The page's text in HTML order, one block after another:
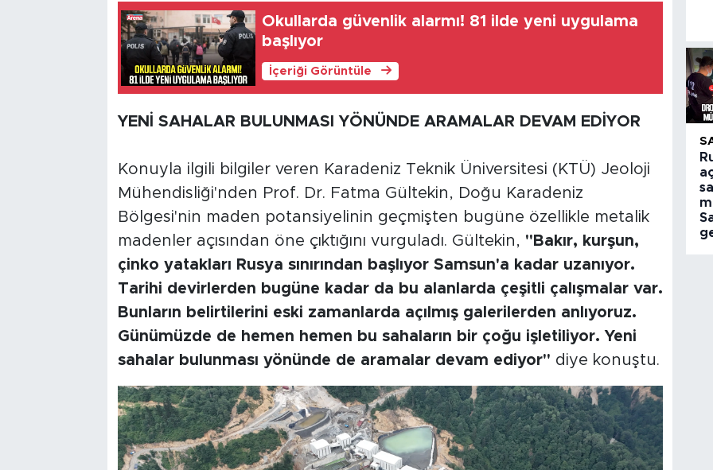
Okullarda güvenlik alarmı! 81 ilde yeni uygulama
başlıyor
İçeriği Görüntüle
YENİ SAHALAR BULUNMASI YÖNÜNDE ARAMALAR DEVAM EDİYOR
Konuyla ilgili bilgiler veren Karadeniz Teknik Üniversitesi (KTÜ) Jeoloji
Mühendisliği'nden Prof. Dr. Fatma Gültekin, Doğu Karadeniz
Bölgesi'nin maden potansiyelinin geçmişten bugüne özellikle metalik
madenler açısından öne çıktığını vurguladı. Gültekin, "Bakır, kurşun,
çinko yatakları Rusya sınırından başlıyor Samsun'a kadar uzanıyor.
Tarihi devirlerden bugüne kadar da bu alanlarda çeşitli çalışmalar var.
Bunların belirtilerini eski zamanlarda açılmış galerilerden anlıyoruz.
Günümüzde de hemen hemen bu sahaların bir çoğu işletiliyor. Yeni
sahalar bulunması yönünde de aramalar devam ediyor" diye konuştu.